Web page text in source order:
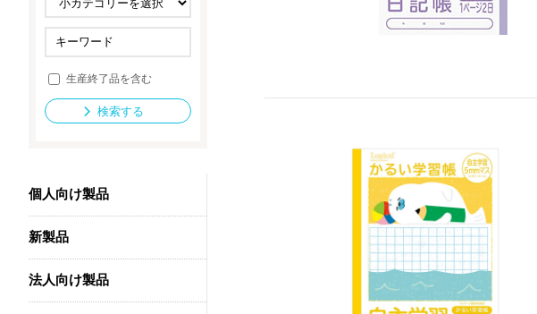
防災・
セキュリティ用品
シルバー
法人向け製品
導入事例
生産終了品を含む
検索する
個人向け製品
新製品
法人向け製品